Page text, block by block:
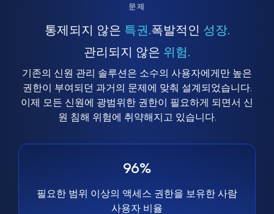
문제
통제되지 않은 특권. 폭발적인 성장.
관리되지 않은 위험.
기존의 신원 관리 솔루션은 소수의 사용자에게만 높은
권한이 부여되던 과거의 문제에 맞춰 설계되었습니다.
이제 모든 신원에 광범위한 권한이 필요하게 되면서 신
원 침해 위험에 취약해지고 있습니다.
96%
필요한 범위 이상의 액세스 권한을 보유한 사람
사용자 비율